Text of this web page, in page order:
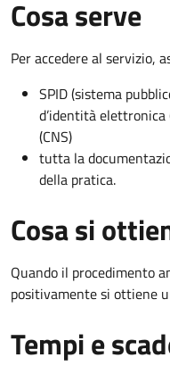
Cosa serve
Per accedere al servizio,
SPID (sistema
d’identità elettronica
(CNS)
tutta la
della pratica.
Cosa si
Quando il procedimento
positivamente si ottiene
Tempi e